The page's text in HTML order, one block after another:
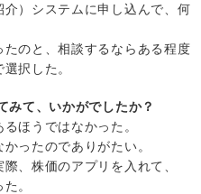
）システムに申し込んで、何
たのと、相談するならある程度
択した。
みて、いかがでしたか？
ほうではなかった。
ったのでありがたい。
、株価のアプリを入れて、
。